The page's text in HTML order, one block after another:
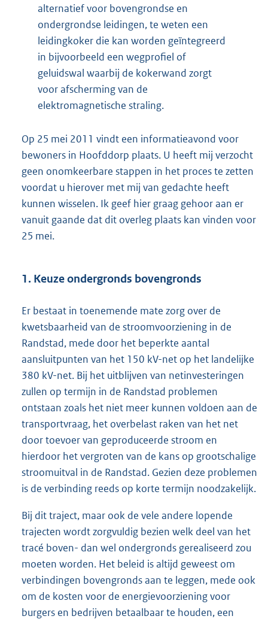
alternatief voor bovengrondse en
ondergrondse leidingen, te weten een
leidingkoker die kan worden geïntegreerd
in bijvoorbeeld een wegprofiel of
geluidswal waarbij de kokerwand zorgt
voor afscherming van de
elektromagnetische straling.
Op 25 mei 2011 vindt een informatieavond voor
bewoners in Hoofddorp plaats. U heeft mij verzocht
geen onomkeerbare stappen in het proces te zetten
voordat u hierover met mij van gedachte heeft
kunnen wisselen. Ik geef hier graag gehoor aan er
vanuit gaande dat dit overleg plaats kan vinden voor
25 mei.
1. Keuze ondergronds bovengronds
Er bestaat in toenemende mate zorg over de
kwetsbaarheid van de stroomvoorziening in de
Randstad, mede door het beperkte aantal
aansluitpunten van het 150 kV-net op het landelijke
380 kV-net. Bij het uitblijven van netinvesteringen
zullen op termijn in de Randstad problemen
ontstaan zoals het niet meer kunnen voldoen aan de
transportvraag, het overbelast raken van het net
door toevoer van geproduceerde stroom en
hierdoor het vergroten van de kans op grootschalige
stroomuitval in de Randstad. Gezien deze problemen
is de verbinding reeds op korte termijn noodzakelijk.
Bij dit traject, maar ook de vele andere lopende
trajecten wordt zorgvuldig bezien welk deel van het
tracé boven- dan wel ondergronds gerealiseerd zou
moeten worden. Het beleid is altijd geweest om
verbindingen bovengronds aan te leggen, mede ook
om de kosten voor de energievoorziening voor
burgers en bedrijven betaalbaar te houden, een